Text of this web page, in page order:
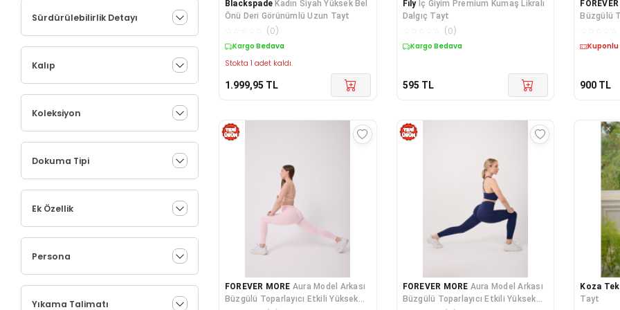
Sürdürülebilirlik Detayı
Kalıp
Koleksiyon
Dokuma Tipi
Ek Özellik
Persona
Yıkama Talimatı
Blackspade Kadın Siyah Yüksek Bel
Önü Deri Görünümlü Uzun Tayt
(0)
Kargo Bedava
Stokta 1 adet kaldı.
1.999,95 TL
Fily İç Giyim Premium Kumaş Likralı
Dalgıç Tayt
(0)
Kargo Bedava
595 TL
Büzgülü
Bel
Kuponlu
900 TL
FOREVER MORE Aura Model Arkası
Büzgülü Toparlayıcı Etkili Yüksek
FOREVER MORE Aura Model Arkası
Büzgülü Toparlayıcı Etkili Yüksek
Koza
Tayt